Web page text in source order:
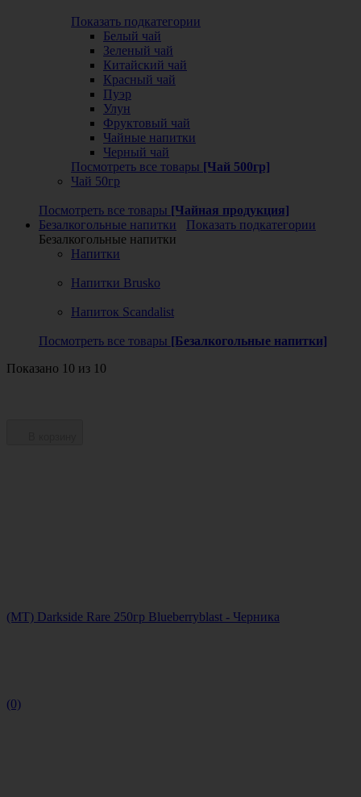
Показать подкатегории
Белый чай
Зеленый чай
Китайский чай
Красный чай
Пуэр
Улун
Фруктовый чай
Чайные напитки
Черный чай
Посмотреть все товары [Чай 500гр]
Чай 50гр
Посмотреть все товары [Чайная продукция]
Безалкогольные напитки
Показать подкатегории
Безалкогольные напитки
Напитки
Напитки Brusko
Напиток Scandalist
Посмотреть все товары [Безалкогольные напитки]
Показано 10 из 10
(MT) Darkside Rare 250гр Blueberryblast - Черника
(0)